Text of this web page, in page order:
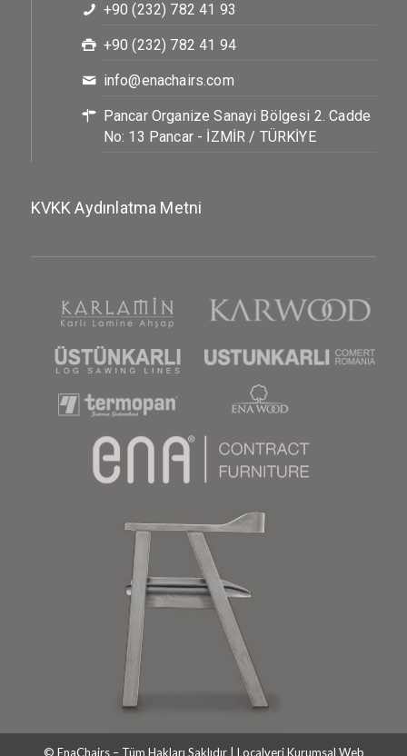
+90 (232) 782 41 93
+90 (232) 782 41 94
info@enachairs.com
Pancar Organize Sanayi Bölgesi 2. Cadde
No: 13 Pancar - İZMİR / TÜRKİYE
KVKK Aydınlatma Metni
© EnaChairs – Tüm Hakları Saklıdır | Localveri Kurumsal Web